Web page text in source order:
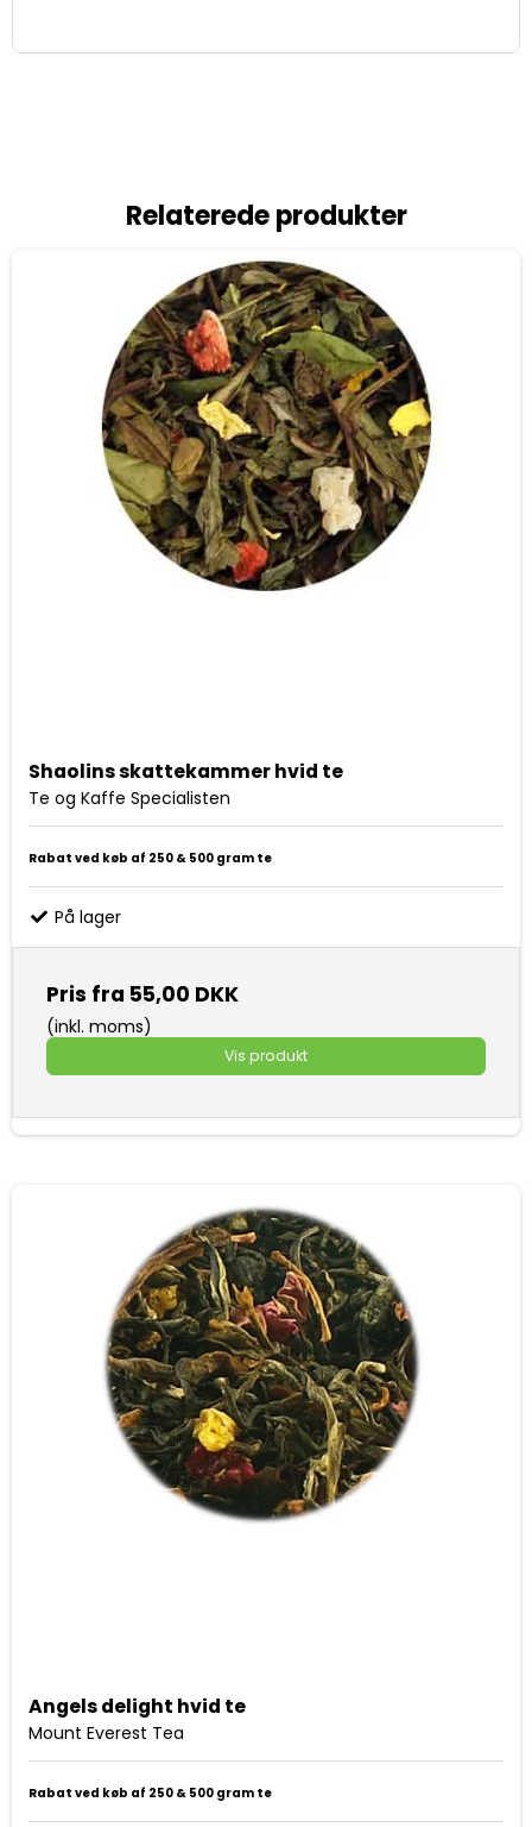
Relaterede produkter
Shaolins skattekammer hvid te
Te og Kaffe Specialisten
Rabat ved køb af 250 & 500 gram te
På lager
Pris fra 55,00 DKK
(inkl. moms)
Vis produkt
Angels delight hvid te
Mount Everest Tea
Rabat ved køb af 250 & 500 gram te